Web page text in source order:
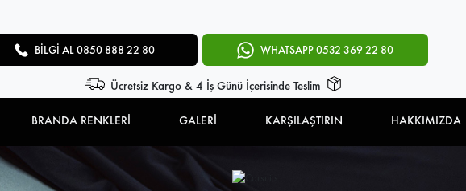
BİLGİ AL 0850 888 22 80 WHATSAPP 0532 369 22 80
Ücretsiz Kargo & 4 İş Günü İçerisinde Teslim
BRANDA RENKLERİ GALERİ KARŞILAŞTIRIN HAKKIMIZDA